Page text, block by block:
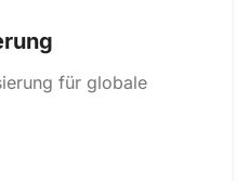
für globale